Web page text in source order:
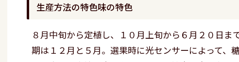
生産方法の特色味の特色
８月中旬から定植し、１０月上旬から６月２０日
期は１２月と５月。選果時に光センサーによって、